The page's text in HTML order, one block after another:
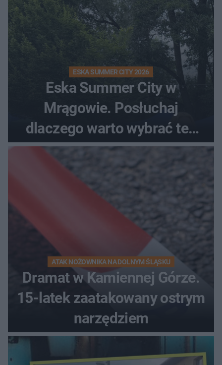
ESKA SUMMER CITY 2026
Eska Summer City w
Mrągowie. Posłuchaj
dlaczego warto wybrać ten
kierunek na urlop!
ATAK NOŻOWNIKA NA DOLNYM ŚLĄSKU
Dramat w Kamiennej Górze.
15-latek zaatakowany ostrym
narzędziem